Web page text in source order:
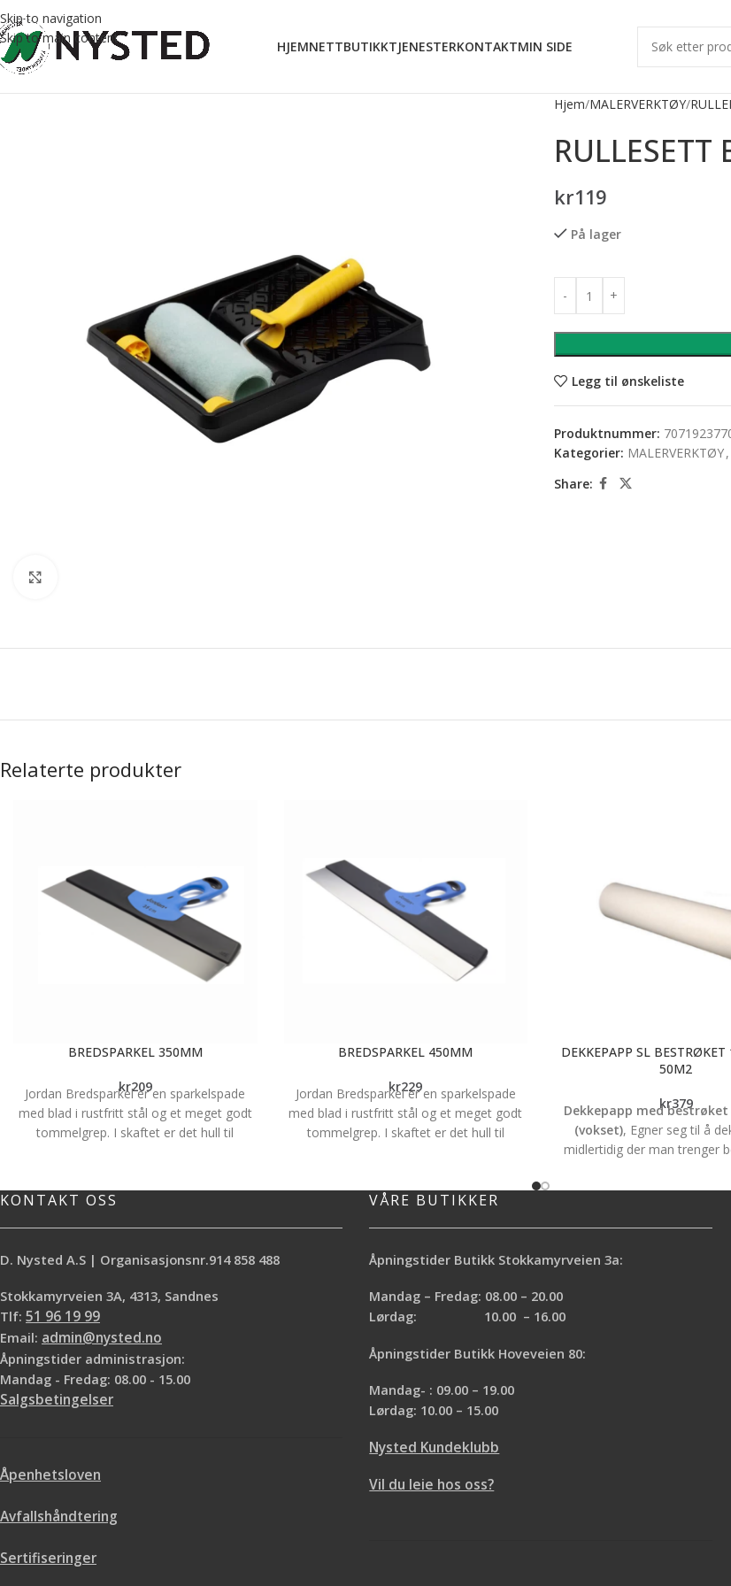
Skip to navigation
Skip to main content
HJEMNETTBUTIKKTJENESTERKONTAKTMIN SIDE
Hjem MALERVERKTØY
RULLESETT
kr119
På lager
Legg til ønskeliste
Produktnummer:
Kategorier: MALERVERKTØY,
Share:
Relaterte produkter
BREDSPARKEL 350MM
kr209
Jordan Bredsparkel er en sparkelspade
med blad i rustfritt stål og et meget godt
tommelgrep. I skaftet er det hull til
tommelgrepet minker og belastningen i
hånden.
Blad i rustfritt stål
Lett å holde
BREDSPARKEL 450MM
kr229
Jordan Bredsparkel er en sparkelspade
med blad i rustfritt stål og et meget godt
tommelgrep. I skaftet er det hull til
tommelgrepet minker og belastningen i
hånden.
Blad i rustfritt stål
Godt tommelgrep
Lett å holde
DEKKEPAPP SL
50M2
kr379
Dekkepapp med
(vokset), Egner seg til å
midlertidig der man trenger
Bestrøket (vokset) noe som
risikoen for muggspor –
minimal
KONTAKT OSS
D. Nysted A.S | Organisasjonsnr.914 858 488
Stokkamyrveien 3A, 4313, Sandnes
Tlf: 51 96 19 99
Email: admin@nysted.no
Åpningstider administrasjon:
Mandag - Fredag: 08.00 - 15.00
Salgsbetingelser
Åpenhetsloven
Avfallshåndtering
Sertifiseringer
VÅRE BUTIKKER
Åpningstider Butikk Stokkamyrveien 3a:
Mandag – Fredag: 08.00 – 20.00
Lørdag: 10.00 – 16.00
Åpningstider Butikk Hoveveien 80:
Mandag- : 09.00 – 19.00
Lørdag: 10.00 – 15.00
Nysted Kundeklubb
Vil du leie hos oss?